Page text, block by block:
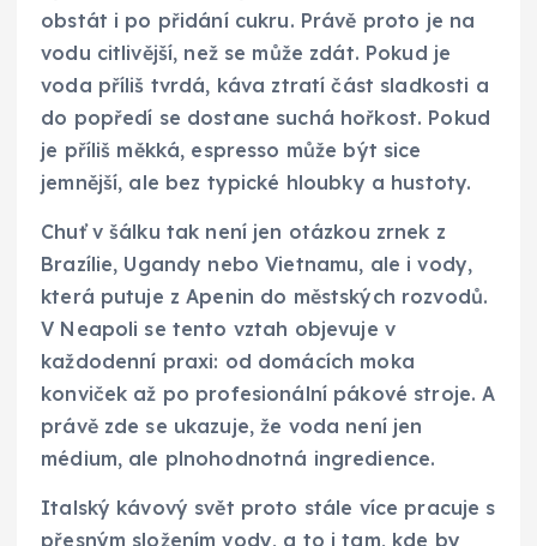
obstát i po přidání cukru. Právě proto je na
vodu citlivější, než se může zdát. Pokud je
voda příliš tvrdá, káva ztratí část sladkosti a
do popředí se dostane suchá hořkost. Pokud
je příliš měkká, espresso může být sice
jemnější, ale bez typické hloubky a hustoty.
Chuť v šálku tak není jen otázkou zrnek z
Brazílie, Ugandy nebo Vietnamu, ale i vody,
která putuje z Apenin do městských rozvodů.
V Neapoli se tento vztah objevuje v
každodenní praxi: od domácích moka
konviček až po profesionální pákové stroje. A
právě zde se ukazuje, že voda není jen
médium, ale plnohodnotná ingredience.
Italský kávový svět proto stále více pracuje s
přesným složením vody, a to i tam, kde by